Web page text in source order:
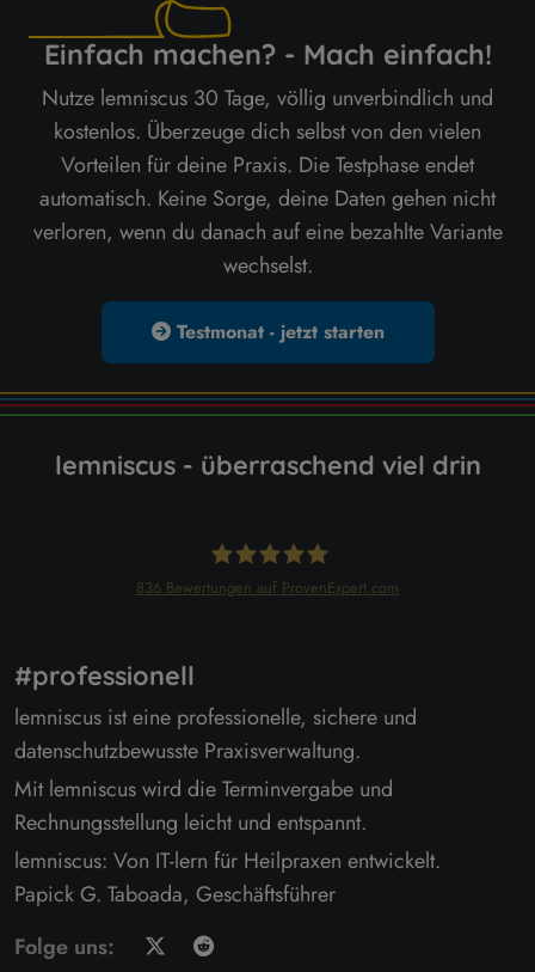
Einfach machen? - Mach einfach!
Nutze lemniscus 30 Tage, völlig unverbindlich und
kostenlos. Überzeuge dich selbst von den vielen
Vorteilen für deine Praxis. Die Testphase endet
automatisch. Keine Sorge, deine Daten gehen nicht
verloren, wenn du danach auf eine bezahlte Variante
wechselst.
Testmonat - jetzt starten
lemniscus - überraschend viel drin
836 Bewertungen auf ProvenExpert.com
#professionell
lemniscus ist eine professionelle, sichere und
datenschutzbewusste Praxisverwaltung.
Mit lemniscus wird die Terminvergabe und
Rechnungsstellung leicht und entspannt.
lemniscus: Von IT-lern für Heilpraxen entwickelt.
Papick G. Taboada, Geschäftsführer
Folge uns: